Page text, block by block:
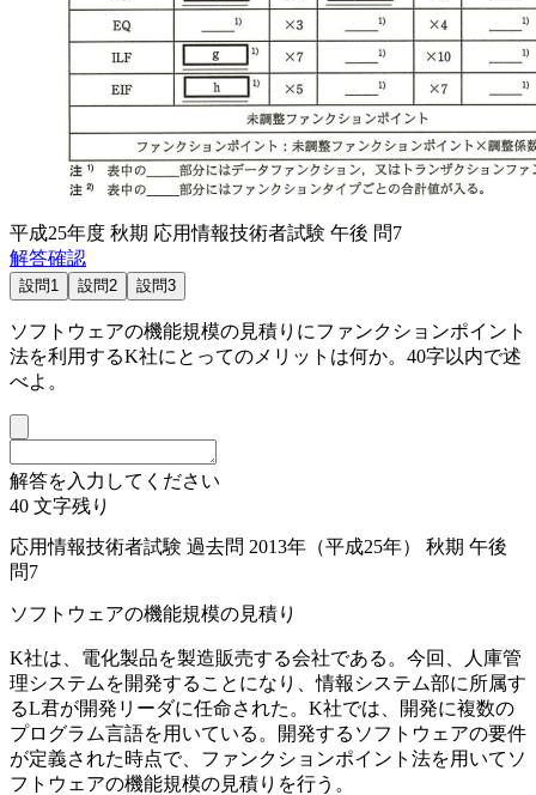
平成25年度 秋期 応用情報技術者試験 午後 問7
解答確認
設問1 設問2 設問3
ソフトウェアの機能規模の見積りにファンクションポイント
法を利用するK社にとってのメリットは何か。40字以内で述
べよ。
解答を入力してください
40 文字残り
応用情報技術者試験 過去問 2013年（平成25年） 秋期 午後
問7
ソフトウェアの機能規模の見積り
K社は、電化製品を製造販売する会社である。今回、人庫管
理システムを開発することになり、情報システム部に所属す
るL君が開発リーダに任命された。K社では、開発に複数の
プログラム言語を用いている。開発するソフトウェアの要件
が定義された時点で、ファンクションポイント法を用いてソ
フトウェアの機能規模の見積りを行う。